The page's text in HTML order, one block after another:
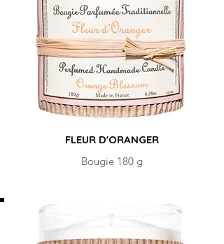
FLEUR D'ORANGER
Bougie 180 g